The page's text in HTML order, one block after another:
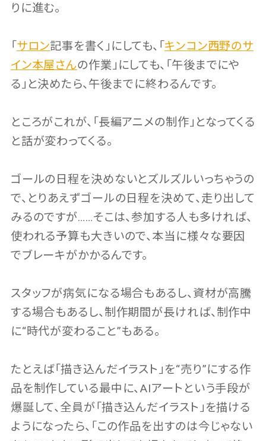
りに進む。
「サロン記事を書く」にしても、「キンコン西野のサ
イン本屋さんの作業」にしても、「午後までにや
る」と決めたら、午後までに終わるんです。
ところがこれが、「長編アニメの制作」となってくる
と話が変わってくる。
ゴールの日程を決めないとズルズルいっちゃうの
で、とりあえずゴールの日程を決めて、走り出して
みるのですが……そこは、参加する人も多ければ、
使われる予算も大きいので、本当に様々な要因
でブレーキがかかるんです。
スタッフが病気になる場合もあるし、資材が高騰
する場合もあるし、制作期間が長ければ、制作中
に“時代が変わること”もある。
たとえば「描き込んだイラスト」を“売り”にする作
品を制作している最中に、AIアートという手段が
爆誕して、全員が「描き込んだイラスト」を描ける
ようになったら、「この作品を出すのは今じゃない